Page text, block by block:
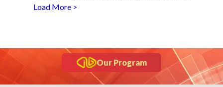
Load More >
Our Program